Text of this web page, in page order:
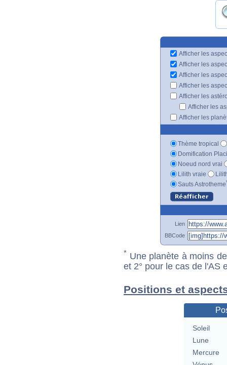
Afficher les
Afficher les
Afficher les
Afficher les
Afficher les
Afficher les
Afficher les
Thème tropical
Domification
Noeud nord vrai
Lilith vraie
Sauts Astrotheme
Lien
BBCode
* Une planète à moins
et 2° pour le cas de l'AS
Positions et
Soleil
Lune
Mercure